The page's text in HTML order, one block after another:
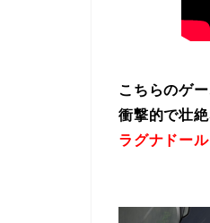
こちらのゲ
衝撃的で壮
ラグナドー